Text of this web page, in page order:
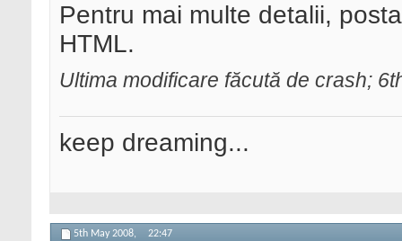
Pentru mai multe detalii,
HTML.
Ultima modificare făcută de crash;
keep dreaming...
5th May 2008, 22:47